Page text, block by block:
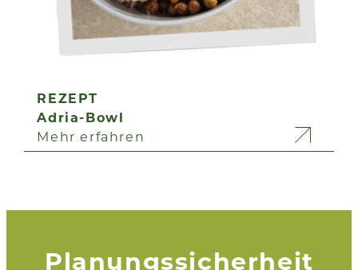
REZEPT
Adria-Bowl
Mehr erfahren
Planungssicherheit